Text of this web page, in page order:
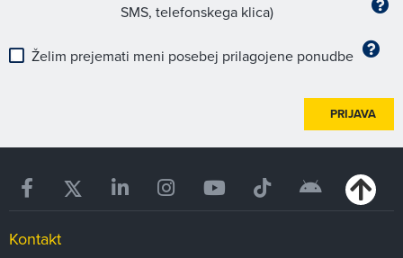
SMS, telefonskega klica)
Želim prejemati meni posebej prilagojene ponudbe
PRIJAVA
Kontakt